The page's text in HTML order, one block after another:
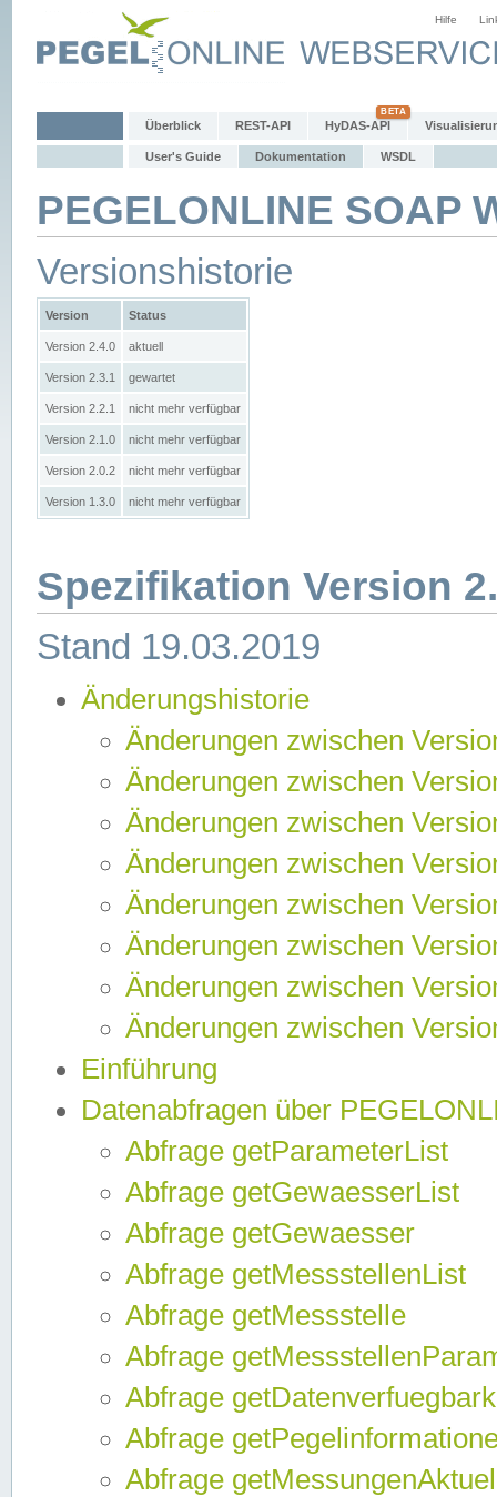
Hilfe
Überblick REST-API HyDAS-API
User's Guide Dokumentation WSDL
PEGELONLINE SOAP
Versionshistorie
Version Status
Version 2.4.0 aktuell
Version 2.3.1 gewartet
Version 2.2.1 nicht mehr verfügbar
Version 2.1.0 nicht mehr verfügbar
Version 2.0.2 nicht mehr verfügbar
Version 1.3.0 nicht mehr verfügbar
Spezifikation Version
Stand 19.03.2019
Änderungshistorie
Änderungen zwischen
Änderungen zwischen
Änderungen zwischen
Änderungen zwischen
Änderungen zwischen
Änderungen zwischen
Änderungen zwischen
Änderungen zwischen
Einführung
Datenabfragen über
Abfrage getParameterList
Abfrage getGewaesserList
Abfrage getGewaesser
Abfrage getMessstellenList
Abfrage getMessstelle
Abfrage
Abfrage
Abfrage
Abfrage